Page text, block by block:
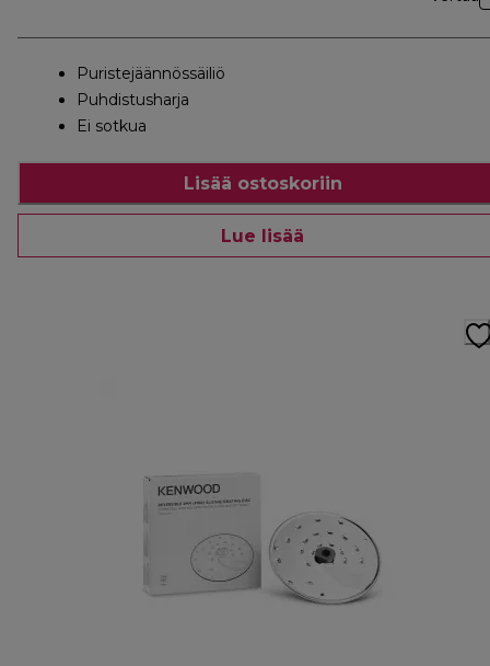
Puristejäännössäiliö
Puhdistusharja
Ei sotkua
Lisää ostoskoriin
Lue lisää